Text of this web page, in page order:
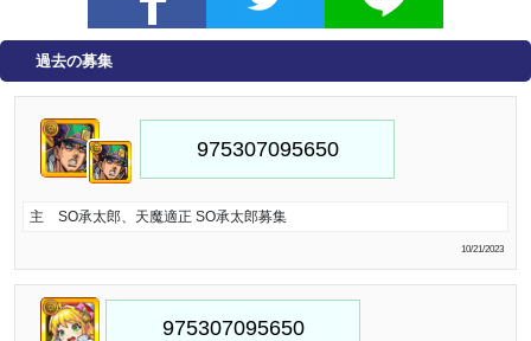
過去の募集
主 SO承太郎、天魔適正 SO承太郎募集
10/21/2023